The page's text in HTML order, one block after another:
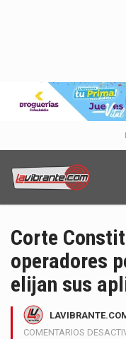
Corte
operadores
elijan sus
COMENTARIOS